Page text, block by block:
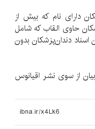
دارای نام که بیش از
حاوی القاب که شامل
دندان‌پزشکان بدون
از سوی نشر اقیانوس